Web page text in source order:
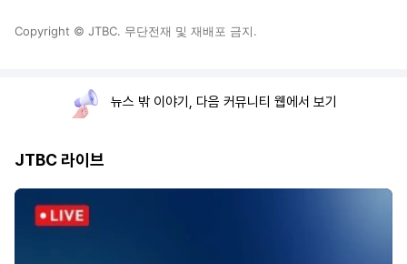
Copyright © JTBC. 무단전재 및 재배포 금지.
뉴스 밖 이야기, 다음 커뮤니티 웹에서 보기
JTBC 라이브